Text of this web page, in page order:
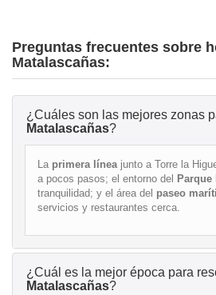
Preguntas frecuentes sobre
Matalascañas:
¿Cuáles son las mejores zonas
Matalascañas?
La primera líneajunto a Torre la
a pocos pasos; el entorno del Parque
tranquilidad; y el área del paseo
servicios y restaurantes cerca.
¿Cuál es la mejor época para
Matalascañas?